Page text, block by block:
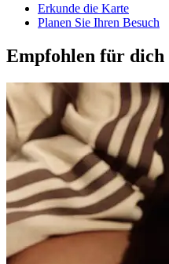
Erkunde die Karte
Planen Sie Ihren Besuch
Empfohlen für dich